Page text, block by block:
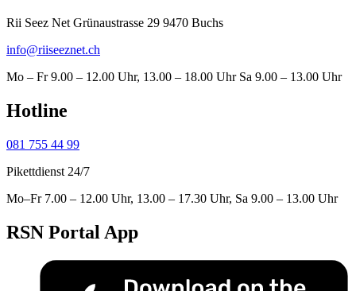
Rii Seez Net Grünaustrasse 29 9470 Buchs
info@riiseeznet.ch
Mo – Fr 9.00 – 12.00 Uhr, 13.00 – 18.00 Uhr Sa 9.00 – 13.00 Uhr
Hotline
081 755 44 99
Pikettdienst 24/7
Mo–Fr 7.00 – 12.00 Uhr, 13.00 – 17.30 Uhr, Sa 9.00 – 13.00 Uhr
RSN Portal App